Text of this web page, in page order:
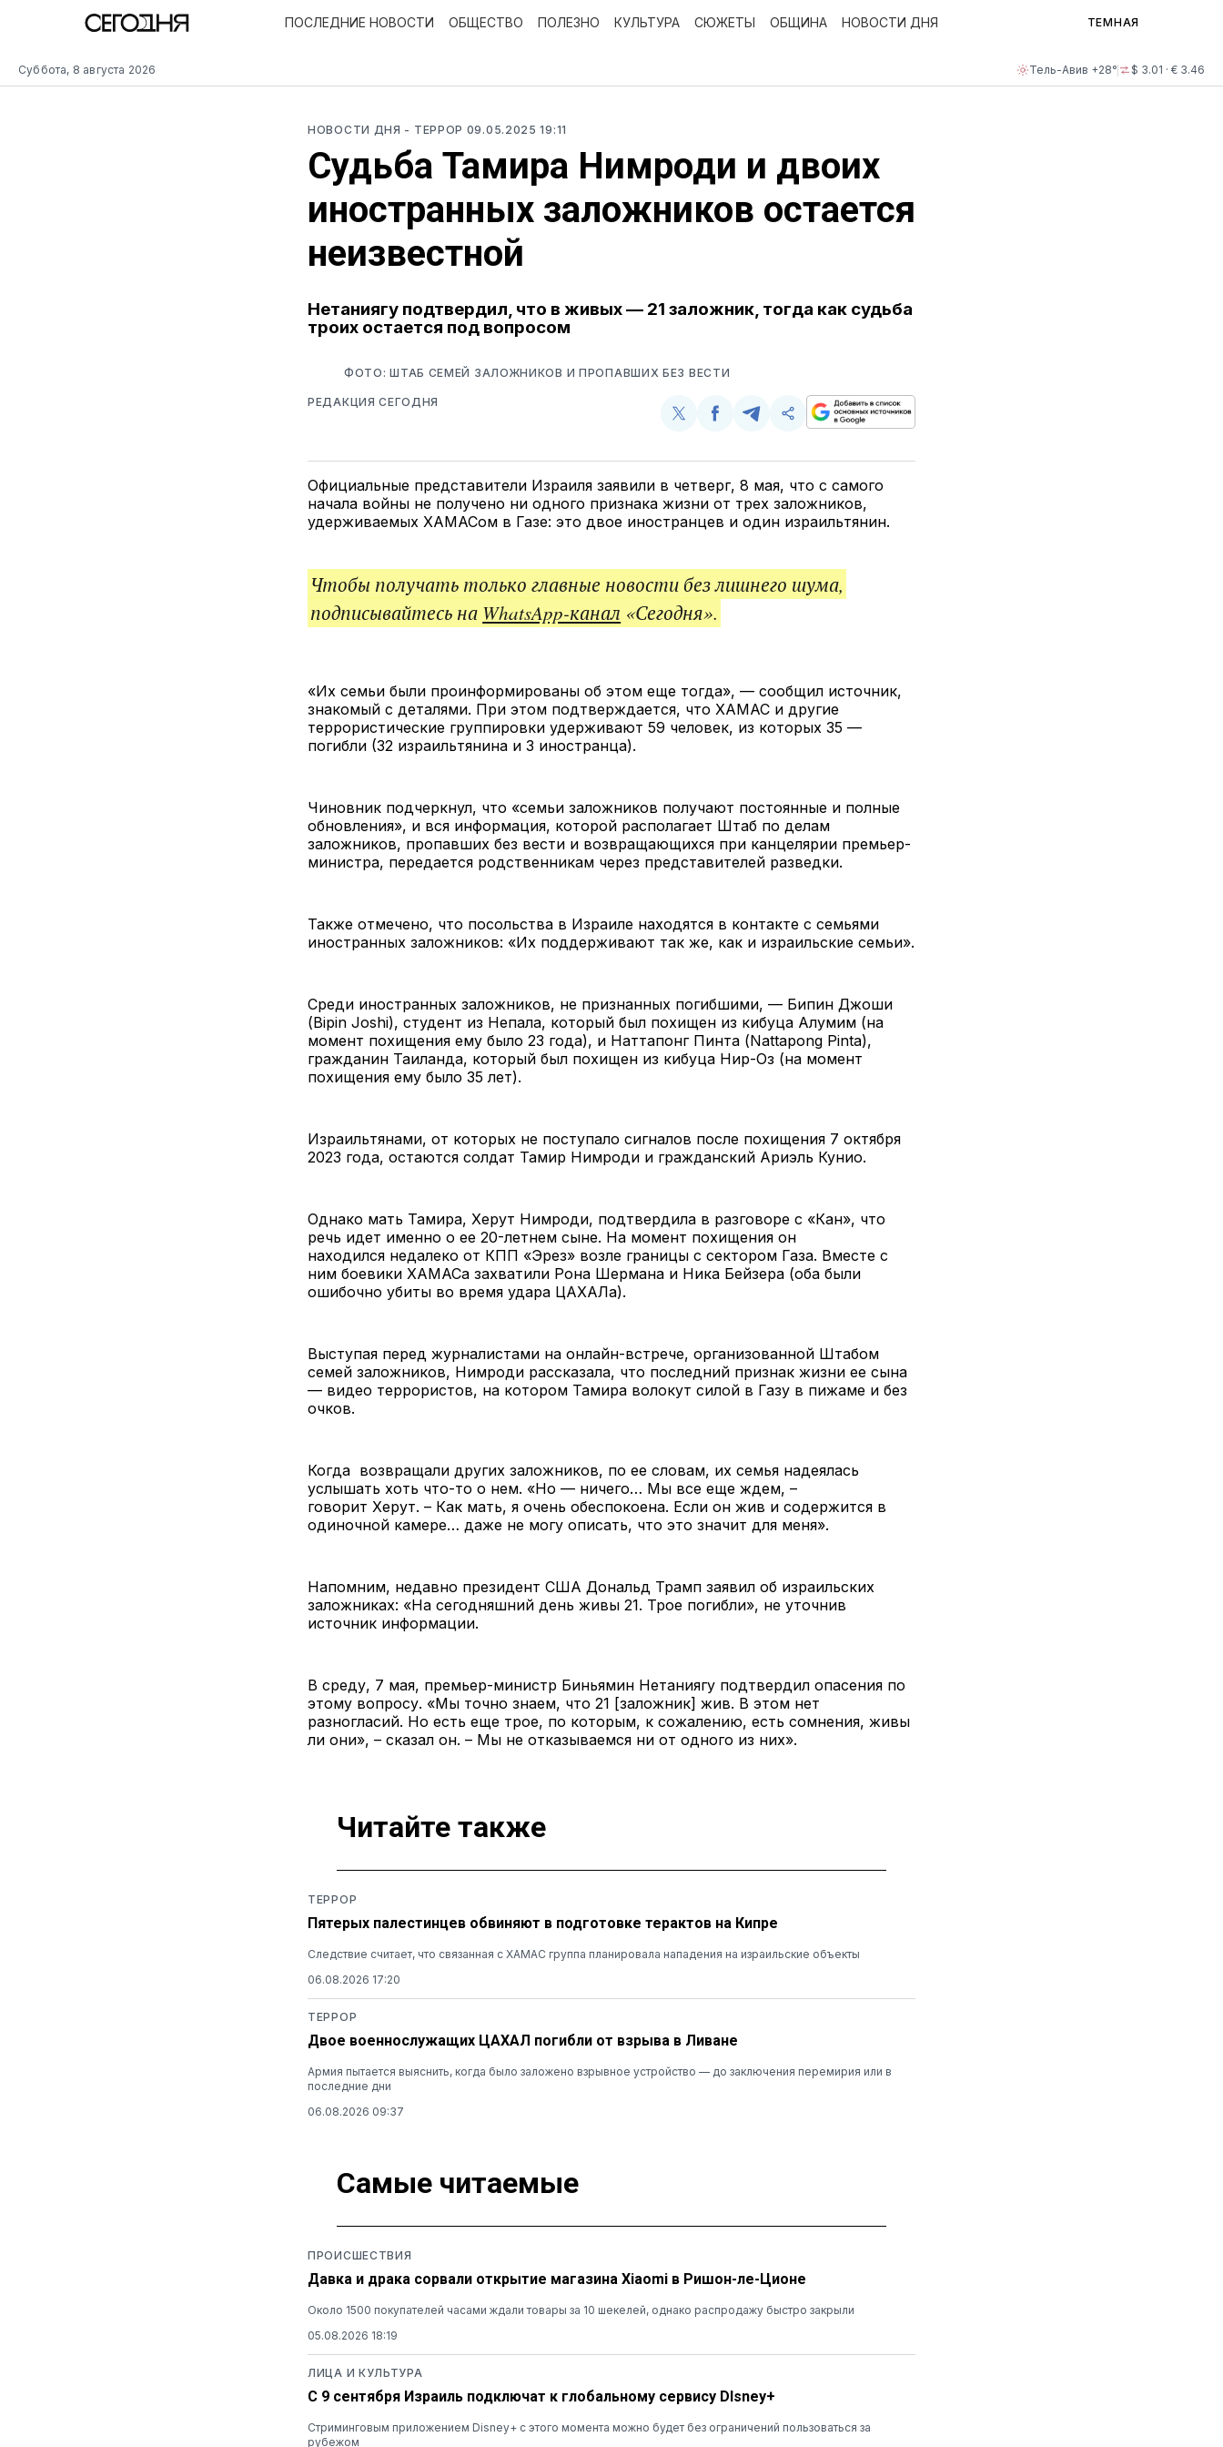
Суббота, 8 августа 2026 Тель-Авив +28° $ 3.01 · € 3.46
ПОСЛЕДНИЕ НОВОСТИ ОБЩЕСТВО ПОЛЕЗНО КУЛЬТУРА СЮЖЕТЫ ОБЩИНА НОВОСТИ ДНЯ ТЕМНАЯ
НОВОСТИ ДНЯ - ТЕРРОР 09.05.2025 19:11
Судьба Тамира Нимроди и двоих
иностранных заложников остается
неизвестной
Нетаниягу подтвердил, что в живых — 21 заложник, тогда как судьба
троих остается под вопросом
ФОТО: ШТАБ СЕМЕЙ ЗАЛОЖНИКОВ И ПРОПАВШИХ БЕЗ ВЕСТИ
РЕДАКЦИЯ СЕГОДНЯ
Поделиться
Twitter
Поделиться
Facebook
Поделиться
Telegram
Скопируйте
поделитесь
Официальные представители Израиля заявили в четверг, 8 мая, что с самого
начала войны не получено ни одного признака жизни от трех заложников,
удерживаемых ХАМАСом в Газе: это двое иностранцев и один израильтянин.
Чтобы получать только главные новости без лишнего шума,
подписывайтесь на WhatsApp-канал «Сегодня».
«Их семьи были проинформированы об этом еще тогда», — сообщил источник,
знакомый с деталями. При этом подтверждается, что ХАМАС и другие
террористические группировки удерживают 59 человек, из которых 35 —
погибли (32 израильтянина и 3 иностранца).
Чиновник подчеркнул, что «семьи заложников получают постоянные и полные
обновления», и вся информация, которой располагает Штаб по делам
заложников, пропавших без вести и возвращающихся при канцелярии премьер-
министра, передается родственникам через представителей разведки.
Также отмечено, что посольства в Израиле находятся в контакте с семьями
иностранных заложников: «Их поддерживают так же, как и израильские семьи».
Среди иностранных заложников, не признанных погибшими, — Бипин Джоши
(Bipin Joshi), студент из Непала, который был похищен из кибуца Алумим (на
момент похищения ему было 23 года), и Наттапонг Пинта (Nattapong Pinta),
гражданин Таиланда, который был похищен из кибуца Нир-Оз (на момент
похищения ему было 35 лет).
Израильтянами, от которых не поступало сигналов после похищения 7 октября
2023 года, остаются солдат Тамир Нимроди и гражданский Ариэль Кунио.
Однако мать Тамира, Херут Нимроди, подтвердила в разговоре с «Кан», что
речь идет именно о ее 20-летнем сыне. На момент похищения он
находился недалеко от КПП «Эрез» возле границы с сектором Газа. Вместе с
ним боевики ХАМАСа захватили Рона Шермана и Ника Бейзера (оба были
ошибочно убиты во время удара ЦАХАЛа).
Выступая перед журналистами на онлайн-встрече, организованной Штабом
семей заложников, Нимроди рассказала, что последний признак жизни ее сына
— видео террористов, на котором Тамира волокут силой в Газу в пижаме и без
очков.
Когда возвращали других заложников, по ее словам, их семья надеялась
услышать хоть что-то о нем. «Но — ничего… Мы все еще ждем, –
говорит Херут. – Как мать, я очень обеспокоена. Если он жив и содержится в
одиночной камере… даже не могу описать, что это значит для меня».
Напомним, недавно президент США Дональд Трамп заявил об израильских
заложниках: «На сегодняшний день живы 21. Трое погибли», не уточнив
источник информации.
В среду, 7 мая, премьер-министр Биньямин Нетаниягу подтвердил опасения по
этому вопросу. «Мы точно знаем, что 21 [заложник] жив. В этом нет
разногласий. Но есть еще трое, по которым, к сожалению, есть сомнения, живы
ли они», – сказал он. – Мы не отказываемся ни от одного из них».
Читайте также
ТЕРРОР
Пятерых палестинцев обвиняют в подготовке терактов на Кипре
Следствие считает, что связанная с ХАМАС группа планировала нападения на израильские объекты
06.08.2026 17:20
ТЕРРОР
Двое военнослужащих ЦАХАЛ погибли от взрыва в Ливане
Армия пытается выяснить, когда было заложено взрывное устройство — до заключения перемирия или в
последние дни
06.08.2026 09:37
Самые читаемые
ПРОИСШЕСТВИЯ
Давка и драка сорвали открытие магазина Xiaomi в Ришон-ле-Ционе
Около 1500 покупателей часами ждали товары за 10 шекелей, однако распродажу быстро закрыли
05.08.2026 18:19
ЛИЦА И КУЛЬТУРА
С 9 сентября Израиль подключат к глобальному сервису DIsney+
Стриминговым приложением Disney+ с этого момента можно будет без ограничений пользоваться за
рубежом